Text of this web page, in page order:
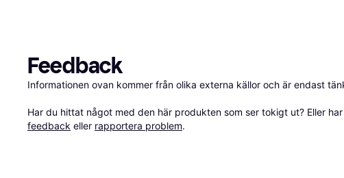
Feedback
Informationen ovan kommer från olika externa källor och är endast
Har du hittat något med den här produkten som ser tokigt ut? Eller
feedback eller rapportera problem.